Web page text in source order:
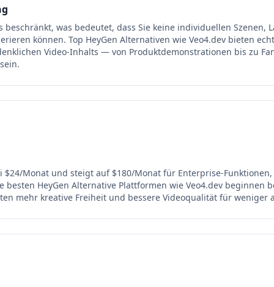
beschränkt, was bedeutet, dass Sie keine individuellen Szenen,
können. Top HeyGen Alternativen wie Veo4.dev bieten
Video-Inhalts — von Produktdemonstrationen bis zu
$24/Monat und steigt auf $180/Monat für Enterprise-
besten HeyGen Alternative Plattformen wie Veo4.dev beginnen
mehr kreative Freiheit und bessere Videoqualität für weniger